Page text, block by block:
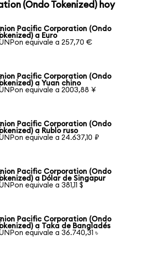
(Ondo Tokenized) hoy
Pacific Corporation (Ondo
a Euro
equivale a 257,70 €
Pacific Corporation (Ondo
a Yuan chino
equivale a 2003,88 ¥
Pacific Corporation (Ondo
a Rublo ruso
equivale a 24.637,10 ₽
Pacific Corporation (Ondo
a Dólar de Singapur
equivale a 381,11 $
Pacific Corporation (Ondo
a Taka de Bangladés
equivale a 36.740,31 ৳